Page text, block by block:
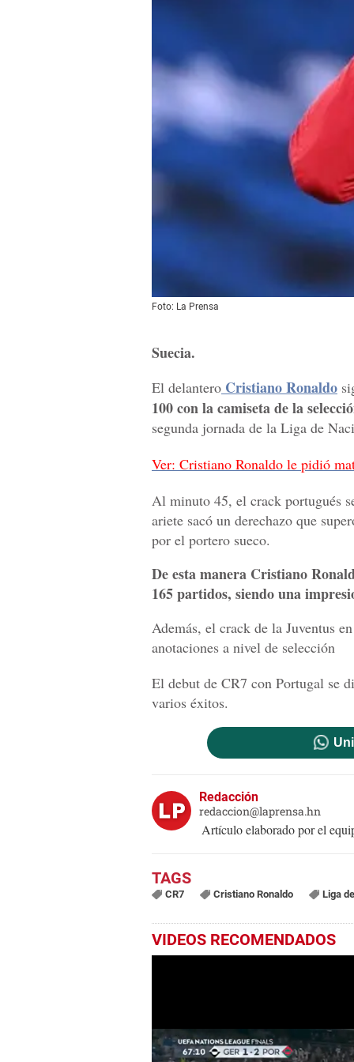
Foto: La Prensa
Suecia.
El delantero Cristiano Ronaldo
100 con la camiseta de la
segunda jornada de la Liga de
Ver: Cristiano Ronaldo le pidió
Al minuto 45, el crack portugués
ariete sacó un derechazo que
por el portero sueco.
De esta manera Cristiano
165 partidos, siendo una
Además, el crack de la Juventus
anotaciones a nivel de selección
El debut de CR7 con Portugal se
varios éxitos.
Redacción
redaccion@laprensa.hn
Artículo elaborado por el
CR7 Cristiano Ronaldo Liga
VIDEOS RECOMENDADOS